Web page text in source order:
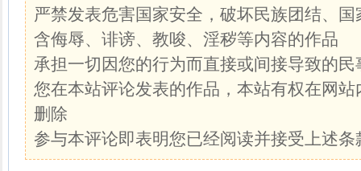
严禁发表危害国家安全，破坏民族团结、
含侮辱、诽谤、教唆、淫秽等内容的作品
承担一切因您的行为而直接或间接导致的
您在本站评论发表的作品，本站有权在网
删除
参与本评论即表明您已经阅读并接受上述条